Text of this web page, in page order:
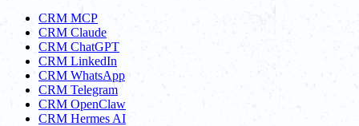
CRM MCP
CRM Claude
CRM ChatGPT
CRM LinkedIn
CRM WhatsApp
CRM Telegram
CRM OpenClaw
CRM Hermes AI